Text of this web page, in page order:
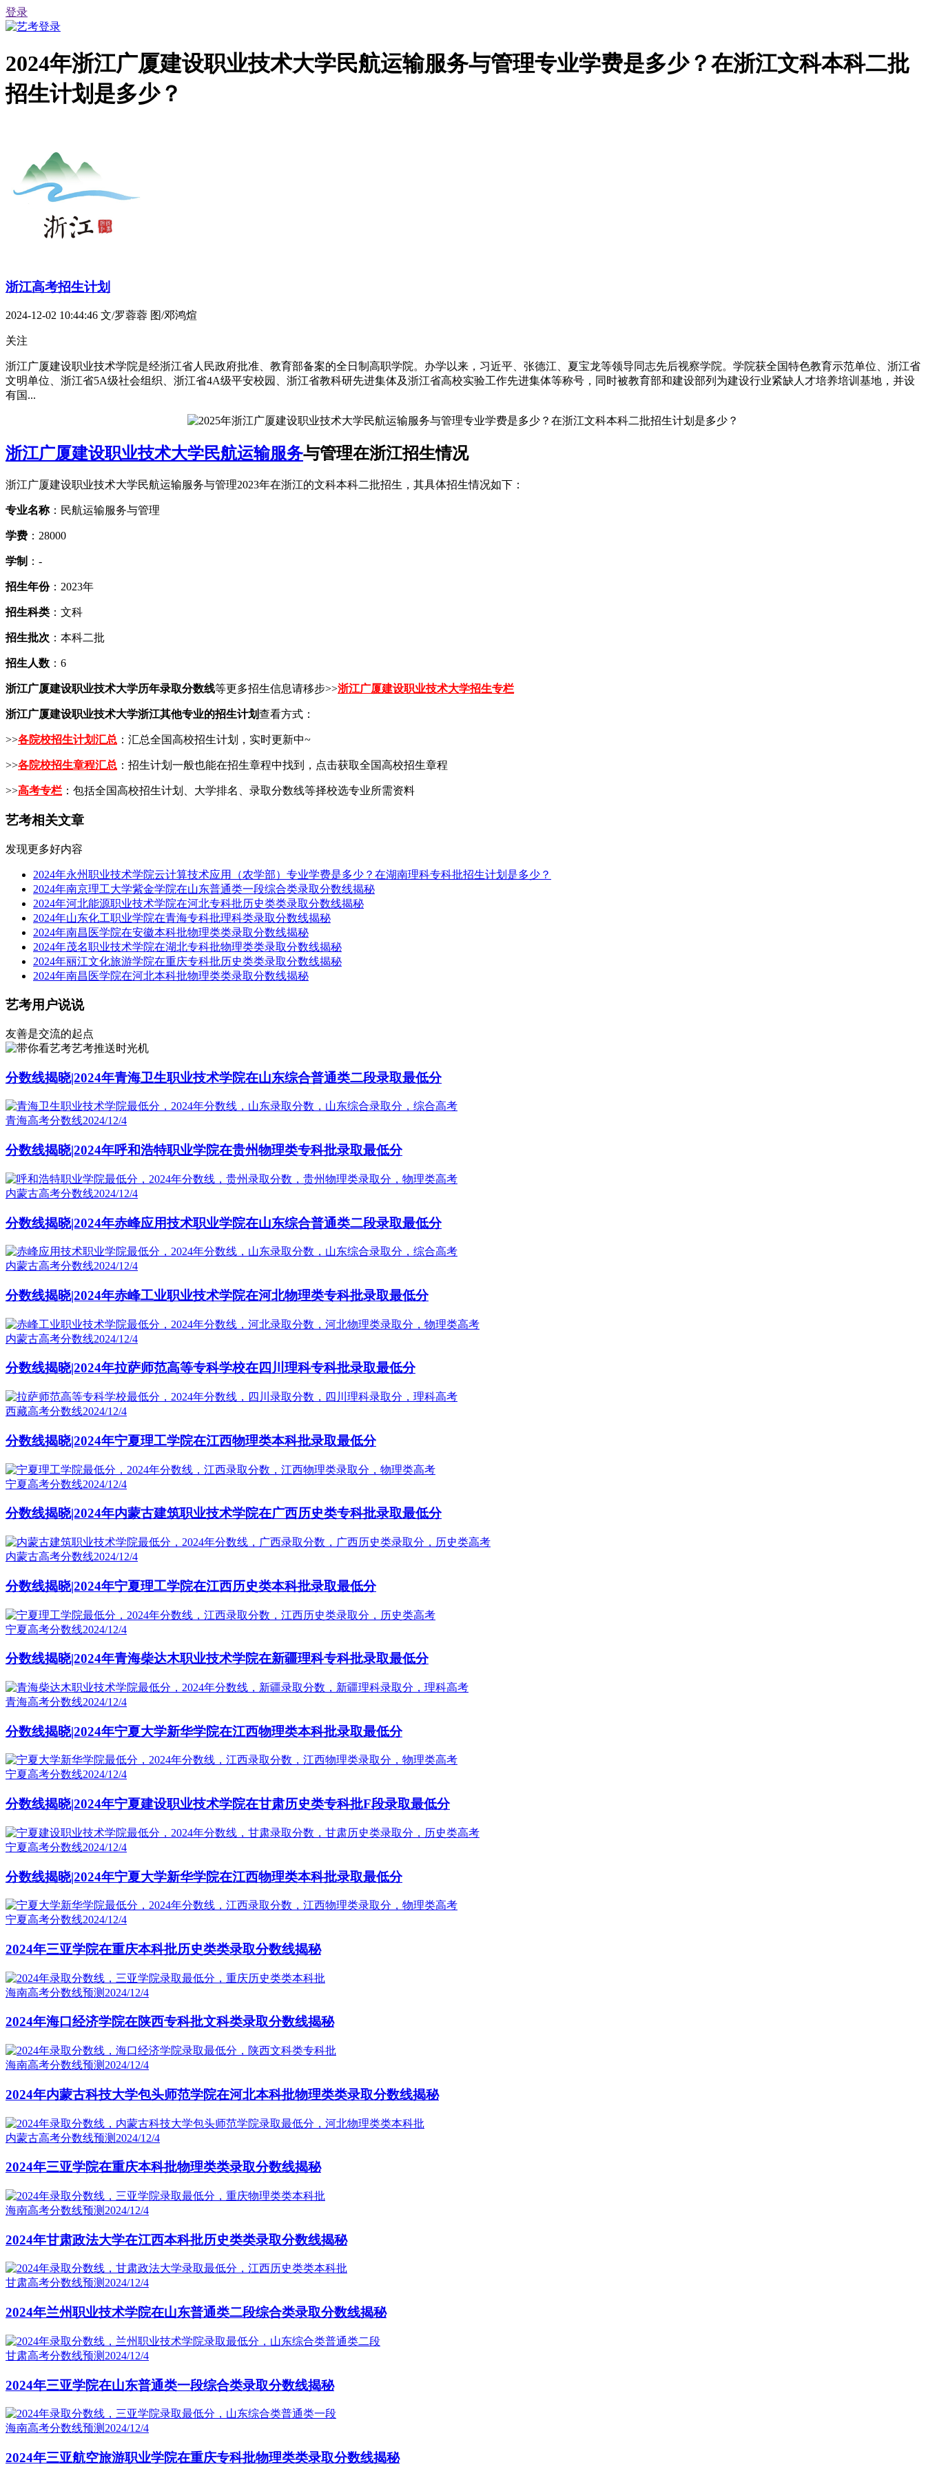
登录
2024年浙江广厦建设职业技术大学民航运输服务与管理专业学费是多少？在浙江文科本科二批
招生计划是多少？
浙江高考招生计划
2024-12-02 10:44:46 文/罗蓉蓉 图/邓鸿煊
关注
浙江广厦建设职业技术学院是经浙江省人民政府批准、教育部备案的全日制高职学院。办学以来，习近平、张德江、夏宝龙等领导同志先后视察学院。学院获全国特色教育示范单位、浙江省
文明单位、浙江省5A级社会组织、浙江省4A级平安校园、浙江省教科研先进集体及浙江省高校实验工作先进集体等称号，同时被教育部和建设部列为建设行业紧缺人才培养培训基地，并设
有国...
浙江广厦建设职业技术大学民航运输服务与管理在浙江招生情况
浙江广厦建设职业技术大学民航运输服务与管理2023年在浙江的文科本科二批招生，其具体招生情况如下：
专业名称：民航运输服务与管理
学费 ：28000
学制 ：-
招生年份：2023年
招生科类 ：文科
招生批次 ：本科二批
招生人数 ：6
浙江广厦建设职业技术大学历年录取分数线等更多招生信息请移步>>浙江广厦建设职业技术大学招生专栏
浙江广厦建设职业技术大学浙江其他专业的招生计划查看方式：
>>各院校招生计划汇总 ：汇总全国高校招生计划，实时更新中~
>>各院校招生章程汇总 ：招生计划一般也能在招生章程中找到，点击获取全国高校招生章程
>>高考专栏 ：包括全国高校招生计划、大学排名、录取分数线等择校选专业所需资料
艺考相关文章
发现更多好内容
2024年永州职业技术学院云计算技术应用（农学部）专业学费是多少？在湖南理科专科批招生计划是多少？
2024年南京理工大学紫金学院在山东普通类一段综合类录取分数线揭秘
2024年河北能源职业技术学院在河北专科批历史类类录取分数线揭秘
2024年山东化工职业学院在青海专科批理科类录取分数线揭秘
2024年南昌医学院在安徽本科批物理类类录取分数线揭秘
2024年茂名职业技术学院在湖北专科批物理类类录取分数线揭秘
2024年丽江文化旅游学院在重庆专科批历史类类录取分数线揭秘
2024年南昌医学院在河北本科批物理类类录取分数线揭秘
艺考用户说说
友善是交流的起点
艺考推送时光机
分数线揭晓|2024年青海卫生职业技术学院在山东综合普通类二段录取最低分
青海高考分数线2024/12/4
分数线揭晓|2024年呼和浩特职业学院在贵州物理类专科批录取最低分
内蒙古高考分数线2024/12/4
分数线揭晓|2024年赤峰应用技术职业学院在山东综合普通类二段录取最低分
内蒙古高考分数线2024/12/4
分数线揭晓|2024年赤峰工业职业技术学院在河北物理类专科批录取最低分
内蒙古高考分数线2024/12/4
分数线揭晓|2024年拉萨师范高等专科学校在四川理科专科批录取最低分
西藏高考分数线2024/12/4
分数线揭晓|2024年宁夏理工学院在江西物理类本科批录取最低分
宁夏高考分数线2024/12/4
分数线揭晓|2024年内蒙古建筑职业技术学院在广西历史类专科批录取最低分
内蒙古高考分数线2024/12/4
分数线揭晓|2024年宁夏理工学院在江西历史类本科批录取最低分
宁夏高考分数线2024/12/4
分数线揭晓|2024年青海柴达木职业技术学院在新疆理科专科批录取最低分
青海高考分数线2024/12/4
分数线揭晓|2024年宁夏大学新华学院在江西物理类本科批录取最低分
宁夏高考分数线2024/12/4
分数线揭晓|2024年宁夏建设职业技术学院在甘肃历史类专科批F段录取最低分
宁夏高考分数线2024/12/4
分数线揭晓|2024年宁夏大学新华学院在江西物理类本科批录取最低分
宁夏高考分数线2024/12/4
2024年三亚学院在重庆本科批历史类类录取分数线揭秘
海南高考分数线预测 2024/12/4
2024年海口经济学院在陕西专科批文科类录取分数线揭秘
海南高考分数线预测 2024/12/4
2024年内蒙古科技大学包头师范学院在河北本科批物理类类录取分数线揭秘
内蒙古高考分数线预测 2024/12/4
2024年三亚学院在重庆本科批物理类类录取分数线揭秘
海南高考分数线预测 2024/12/4
2024年甘肃政法大学在江西本科批历史类类录取分数线揭秘
甘肃高考分数线预测2024/12/4
2024年兰州职业技术学院在山东普通类二段综合类录取分数线揭秘
甘肃高考分数线预测 2024/12/4
2024年三亚学院在山东普通类一段综合类录取分数线揭秘
海南高考分数线预测 2024/12/4
2024年三亚航空旅游职业学院在重庆专科批物理类类录取分数线揭秘